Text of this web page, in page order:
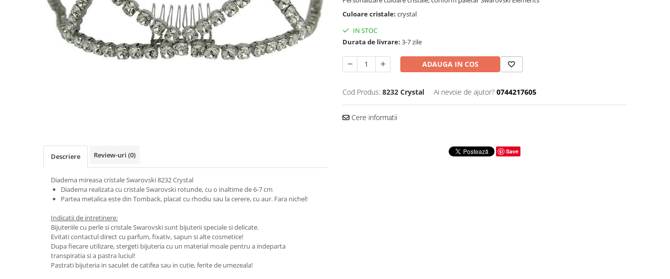
Culoare cristale: crystal
IN STOC
Durata de livrare: 3-7 zile
ADAUGA IN COS
Cod Produs: 8232 Crystal Ai nevoie de ajutor? 0744217605
Cere informatii
Save
Descriere Review-uri (0)
Diadema mireasa cristale Swarovski 8232 Crystal
Diadema realizata cu cristale Swarovski rotunde, cu o inaltime de 6-7 cm
Partea metalica este din Tomback, placat cu rhodiu sau la cerere, cu aur. Fara nichel!
Indicatii de intretinere:
Bijuteriile cu perle si cristale Swarovski sunt bijuterii speciale si delicate.
Evitati contactul direct cu parfum, fixativ, sapun si alte cosmetice!
Dupa fiecare utilizare, stergeti bijuteria cu un material moale pentru a indeparta
transpiratia si a pastra luciul!
Pastrati bijuteria in saculet de catifea sau in cutie, ferite de umezeala!